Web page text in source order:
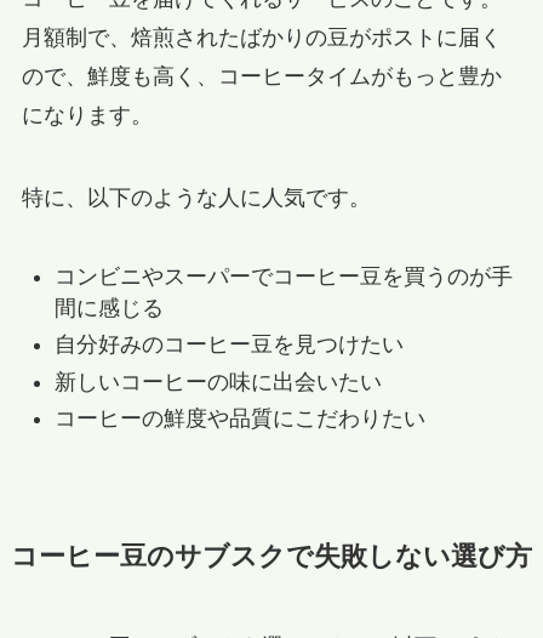
月額制で、焙煎されたばかりの豆がポストに届く
ので、鮮度も高く、コーヒータイムがもっと豊か
になります。
特に、以下のような人に人気です。
コンビニやスーパーでコーヒー豆を買うのが手
間に感じる
自分好みのコーヒー豆を見つけたい
新しいコーヒーの味に出会いたい
コーヒーの鮮度や品質にこだわりたい
コーヒー豆のサブスクで失敗しない選び方